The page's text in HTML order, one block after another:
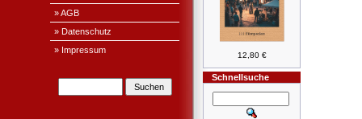
» AGB
» Datenschutz
» Impressum
12,80 €
Schnellsuche